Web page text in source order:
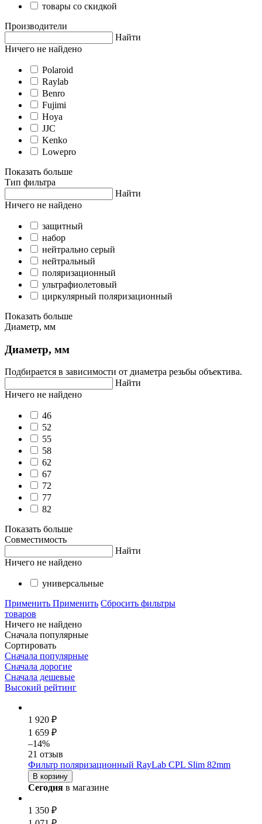
товары со скидкой
Производители
Найти
Ничего не найдено
Polaroid
Raylab
Benro
Fujimi
Hoya
JJC
Kenko
Lowepro
Показать больше
Тип фильтра
Найти
Ничего не найдено
защитный
набор
нейтрально серый
нейтральный
поляризационный
ультрафиолетовый
циркулярный поляризационный
Показать больше
Диаметр, мм
Диаметр, мм
Подбирается в зависимости от диаметра резьбы объектива.
Найти
Ничего не найдено
46
52
55
58
62
67
72
77
82
Показать больше
Совместимость
Найти
Ничего не найдено
универсальные
Применить Применить Сбросить фильтры
товаров
Ничего не найдено
Сначала популярные
Сортировать
Сначала популярные
Сначала дорогие
Сначала дешевые
Высокий рейтинг
1 920 ₽
1 659 ₽
–14%
21 отзыв
Фильтр поляризационный RayLab CPL Slim 82mm
В корзину
Сегодня в магазине
1 350 ₽